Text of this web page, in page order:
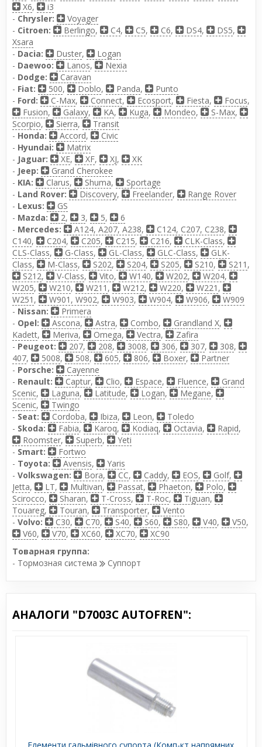
X6,
i3
- Chrysler:
Voyager
- Citroen: Berlingo, C4, C5, C6, DS4, DS5,
Xsara
- Dacia: Duster,
Logan
- Daewoo: Lanos,
Nexia
- Dodge:
Caravan
- Fiat: 500, Doblo, Panda,
Punto
- Ford: C-Max, Connect, Ecosport, Fiesta, Focus,
Fusion, Galaxy, KA, Kuga, Mondeo, S-Max,
Scorpio, Sierra,
Transit
- Honda: Accord,
Civic
- Hyundai:
Matrix
- Jaguar: XE, XF, XJ,
XK
- Jeep:
Grand Cherokee
- KIA: Clarus, Shuma,
Sportage
- Land Rover: Discovery, Freelander,
Range Rover
- Lexus:
GS
- Mazda: 2, 3, 5,
6
- Mercedes: A124, A207, A238, C124, C207, C238,
C140, C204, C205, C215, C216, CLK-Class,
CLS-Class, G-Class, GL-Class, GLC-Class,
GLK-
Class, M-Class, S202, S204, S205, S210, S211 ,
S212, V-Class, Vito, W140, W202, W204,
W205, W210, W211 , W212, W220, W221 ,
W251 , W901, W902, W903, W904, W906,
W909
- Nissan:
Primera
- Opel: Ascona, Astra, Combo, Grandland X,
Kadett, Meriva, Omega, Vectra,
Zafira
- Peugeot: 207, 208, 3008, 306, 307, 308,
407, 5008, 508, 605, 806, Boxer,
Partner
- Porsche:
Cayenne
- Renault: Captur, Clio, Espace, Fluence,
Grand
Scenic, Laguna, Latitude, Logan, Megane,
Scenic,
Twingo
- Seat: Cordoba, Ibiza, Leon,
Toledo
- Skoda: Fabia, Karoq, Kodiaq, Octavia, Rapid,
Roomster, Superb,
Yeti
- Smart:
Fortwo
- Toyota: Avensis,
Yaris
- Volkswagen: Bora, CC, Caddy, EOS, Golf,
Jetta, LT, Multivan, Passat, Phaeton, Polo,
Scirocco, Sharan, T-Cross, T-Roc, Tiguan,
Touareg, Touran, Transporter,
Vento
- Volvo: C30, C70, S40, S60, S80, V40, V50,
V60, V70, XC60, XC70,
XC90
Товарная группа:
- Тормозная система
Суппорт
АНАЛОГИ "D7003C AUTOFREN":